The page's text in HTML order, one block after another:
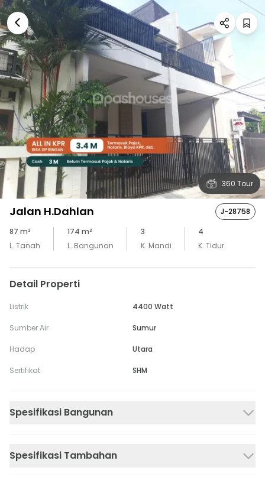
360 Tour
Jalan H.Dahlan
J-28758
87 m²
L. Tanah
174 m²
L. Bangunan
3
K. Mandi
4
K. Tidur
Detail Properti
Listrik 4400 Watt
Sumber Air Sumur
Hadap Utara
Sertifikat SHM
Spesifikasi Bangunan
Spesifikasi Tambahan